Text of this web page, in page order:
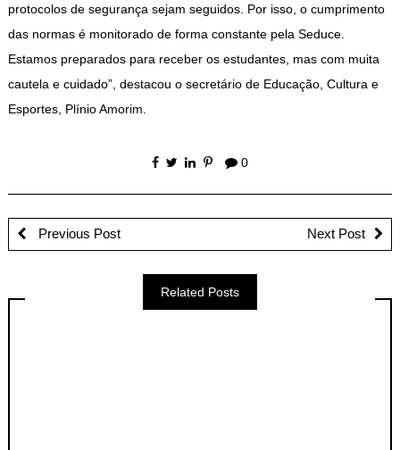
protocolos de segurança sejam seguidos. Por isso, o cumprimento
das normas é monitorado de forma constante pela Seduce.
Estamos preparados para receber os estudantes, mas com muita
cautela e cuidado”, destacou o secretário de Educação, Cultura e
Esportes, Plínio Amorim.
0
Previous Post Next Post
Related Posts